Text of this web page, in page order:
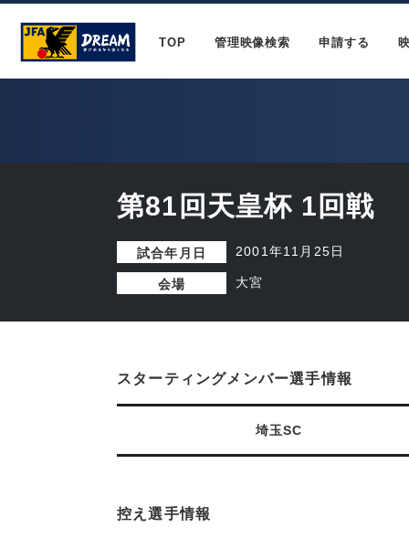
TOP 管理映像検索 申請する
第81回天皇杯 1回戦
試合年月日 2001年11月25日
会場 大宮
スターティングメンバー選手情報
埼玉SC
控え選手情報